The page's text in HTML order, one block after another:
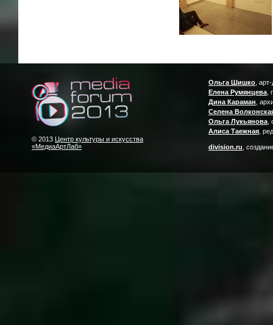
© 2013
Центр культуры и искусства
«МедиаАртЛаб»
Ольга Шишко ,
Елена Румянцева
Дина Караман ,
Селена
Ольга Лукьянова
Алиса Таежная ,
division.ru ,